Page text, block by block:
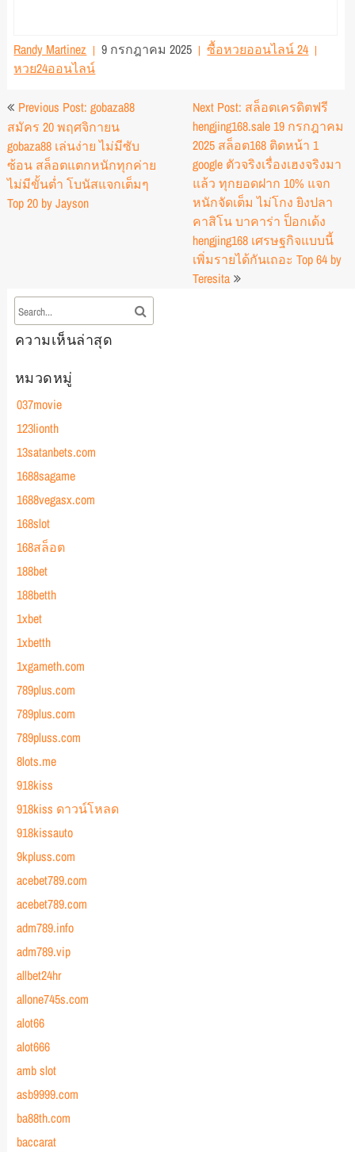
Randy Martinez 9 กรกฎาคม 2025
ซื้อหวยออนไลน์ 24
หวย24ออนไลน์
แนะแนว
เรื่อง
Previous Post: gobaza88
สมัคร 20 พฤศจิกายน
gobaza88 เล่นง่าย ไม่มีซับ
ซ้อน สล็อตแตกหนักทุกค่าย
ไม่มีขั้นต่ำ โบนัสแจกเต็มๆ
Top 20 by Jayson
Next Post: สล็อตเครดิตฟรี
hengjing168.sale 19 กรกฎาคม
2025 สล็อต168 ติดหน้า 1
google ตัวจริงเรื่องเฮงจริงมา
แล้ว ทุกยอดฝาก 10% แจก
หนักจัดเต็ม ไม่โกง ยิงปลา
คาสิโน บาคาร่า ป็อกเด้ง
hengjing168 เศรษฐกิจแบบนี้
เพิ่มรายได้กันเถอะ Top 64 by
Teresita
ความเห็นล่าสุด
หมวดหมู่
037movie
123lionth
13satanbets.com
1688sagame
1688vegasx.com
168slot
168สล็อต
188bet
188betth
1xbet
1xbetth
1xgameth.com
789plus.com
789plus.com
789pluss.com
8lots.me
918kiss
918kiss ดาวน์โหลด
918kissauto
9kpluss.com
acebet789.com
acebet789.com
adm789.info
adm789.vip
allbet24hr
allone745s.com
alot66
alot666
amb slot
asb9999.com
ba88th.com
baccarat